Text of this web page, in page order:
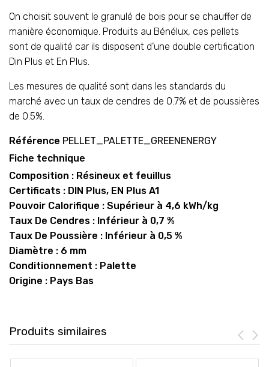
On choisit souvent le granulé de bois pour se chauffer de
manière économique. Produits au Bénélux, ces pellets
sont de qualité car ils disposent d’une double certification
Din Plus et En Plus.
Les mesures de qualité sont dans les standards du
marché avec un taux de cendres de 0.7% et de poussières
de 0.5%.
Référence PELLET_PALETTE_GREENENERGY
Fiche technique
Composition : Résineux et feuillus
Certificats : DIN Plus, EN Plus A1
Pouvoir Calorifique : Supérieur à 4,6 kWh/kg
Taux De Cendres : Inférieur à 0,7 %
Taux De Poussière : Inférieur à 0,5 %
Diamètre : 6 mm
Conditionnement : Palette
Origine : Pays Bas
Produits similaires